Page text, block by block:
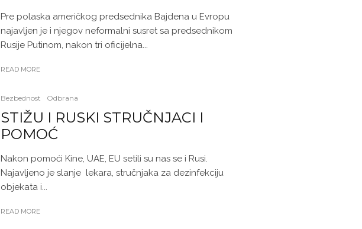
Pre polaska američkog predsednika Bajdena u Evropu
najavljen je i njegov neformalni susret sa predsednikom
Rusije Putinom, nakon tri oficijelna...
READ MORE
Bezbednost Odbrana
STIŽU I RUSKI STRUČNJACI I
POMOĆ
Nakon pomoći Kine, UAE, EU setili su nas se i Rusi.
Najavljeno je slanje lekara, stručnjaka za dezinfekciju
objekata i...
READ MORE